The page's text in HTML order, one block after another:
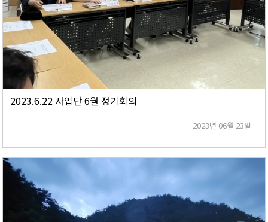
2023.6.22 사업단 6월 정기회의
2023년 06월 23일